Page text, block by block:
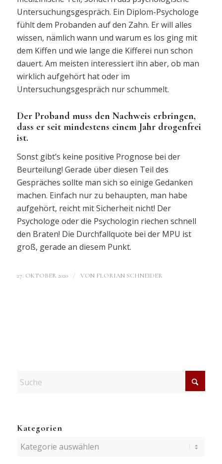
Untersuchungsgespräch. Ein Diplom-Psychologe
fühlt dem Probanden auf den Zahn. Er will alles
wissen, nämlich wann und warum es los ging mit
dem Kiffen und wie lange die Kifferei nun schon
dauert. Am meisten interessiert ihn aber, ob man
wirklich aufgehört hat oder im
Untersuchungsgespräch nur schummelt.
Der Proband muss den Nachweis erbringen,
dass er seit mindestens einem Jahr drogenfrei
ist.
Sonst gibt’s keine positive Prognose bei der
Beurteilung! Gerade über diesen Teil des
Gespräches sollte man sich so einige Gedanken
machen. Einfach nur zu behaupten, man habe
aufgehört, reicht mit Sicherheit nicht! Der
Psychologe oder die Psychologin riechen schnell
den Braten! Die Durchfallquote bei der MPU ist
groß, gerade an diesem Punkt.
27. OKTOBER 2020 / VON FLORIAN SCHNEIDER
Kategorien
Kategorien